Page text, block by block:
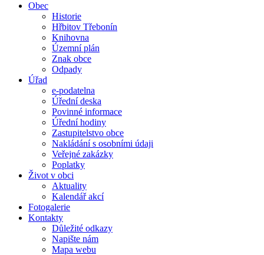
Obec
Historie
Hřbitov Třebonín
Knihovna
Územní plán
Znak obce
Odpady
Úřad
e-podatelna
Úřední deska
Povinné informace
Úřední hodiny
Zastupitelstvo obce
Nakládání s osobními údaji
Veřejné zakázky
Poplatky
Život v obci
Aktuality
Kalendář akcí
Fotogalerie
Kontakty
Důležité odkazy
Napište nám
Mapa webu